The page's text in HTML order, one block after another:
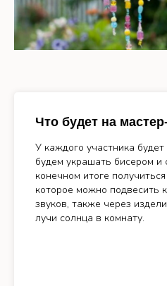
Что будет на
У каждого участника
будем украшать бисером и
конечном итоге
которое можно подвесить
звуков, также через
лучи солнца в комнату.